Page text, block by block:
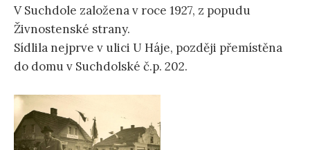
V Suchdole založena v roce 1927, z popudu
Živnostenské strany.
Sídlila nejprve v ulici U Háje, později přemístěna
do domu v Suchdolské č.p. 202.